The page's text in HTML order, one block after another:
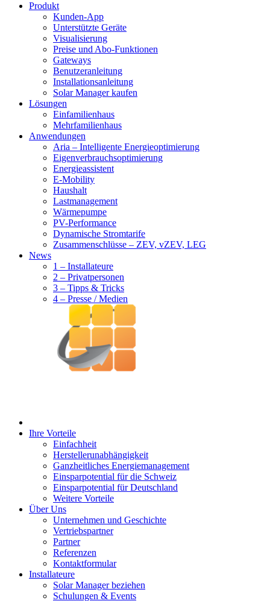
Produkt
Kunden-App
Unterstützte Geräte
Visualisierung
Preise und Abo-Funktionen
Gateways
Benutzeranleitung
Installationsanleitung
Solar Manager kaufen
Lösungen
Einfamilienhaus
Mehrfamilienhaus
Anwendungen
Aria – Intelligente Energieoptimierung
Eigenverbrauchsoptimierung
Energieassistent
E-Mobility
Haushalt
Lastmanagement
Wärmepumpe
PV-Performance
Dynamische Stromtarife
Zusammenschlüsse – ZEV, vZEV, LEG
News
1 – Installateure
2 – Privatpersonen
3 – Tipps & Tricks
4 – Presse / Medien
Ihre Vorteile
Einfachheit
Herstellerunabhängigkeit
Ganzheitliches Energiemanagement
Einsparpotential für die Schweiz
Einsparpotential für Deutschland
Weitere Vorteile
Über Uns
Unternehmen und Geschichte
Vertriebspartner
Partner
Referenzen
Kontaktformular
Installateure
Solar Manager beziehen
Schulungen & Events